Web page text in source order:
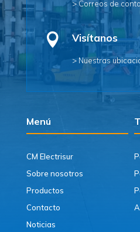
> Correos de
 Visítanos
> Nuestras
Menú
CM Electrisur
Sobre nosotros
Productos
Contacto
Noticias